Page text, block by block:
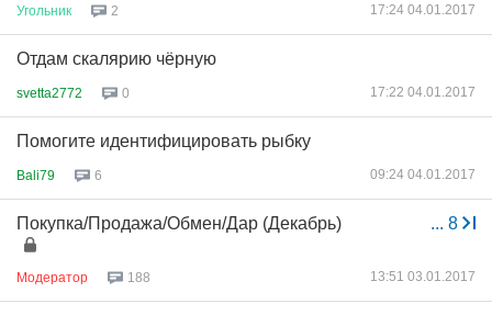
Угольник 2 17:24 04.01.2017
Отдам скалярию чёрную
svetta2772 0 17:22 04.01.2017
Помогите идентифицировать рыбку
Bali79 6 09:24 04.01.2017
... 8
Покупка/Продажа/Обмен/Дар (Декабрь)
Модератор 188 13:51 03.01.2017